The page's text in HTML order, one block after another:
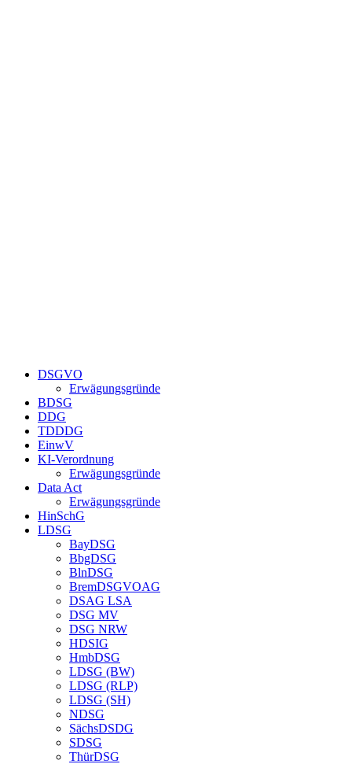
DSGVO
Erwägungsgründe
BDSG
DDG
TDDDG
EinwV
KI-Verordnung
Erwägungsgründe
Data Act
Erwägungsgründe
HinSchG
LDSG
BayDSG
BbgDSG
BlnDSG
BremDSGVOAG
DSAG LSA
DSG MV
DSG NRW
HDSIG
HmbDSG
LDSG (BW)
LDSG (RLP)
LDSG (SH)
NDSG
SächsDSDG
SDSG
ThürDSG